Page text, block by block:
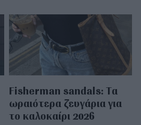
Fisherman sandals: Tα
ωραιότερα ζευγάρια για
το καλοκαίρι 2026